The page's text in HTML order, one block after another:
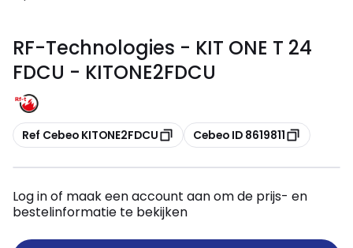
RF-Technologies - KIT ONE T 24
FDCU - KITONE2FDCU
Kopiëren
Ref Cebeo KITONE2FDCU Kopiëren
Cebeo ID 8619811
Log in of maak een account aan om de prijs- en
bestelinformatie te bekijken